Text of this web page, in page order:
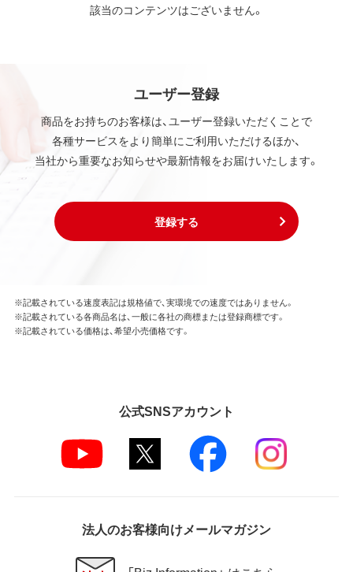
該当のコンテンツはございません。
ユーザー登録
商品をお持ちのお客様は、ユーザー登録いただくことで
各種サービスをより簡単にご利用いただけるほか、
当社から重要なお知らせや最新情報をお届けいたします。
登録する
※記載されている速度表記は規格値で、実環境での速度ではありません。
※記載されている各商品名は、一般に各社の商標または登録商標です。
※記載されている価格は、希望小売価格です。
公式SNSアカウント
法人のお客様向けメールマガジン